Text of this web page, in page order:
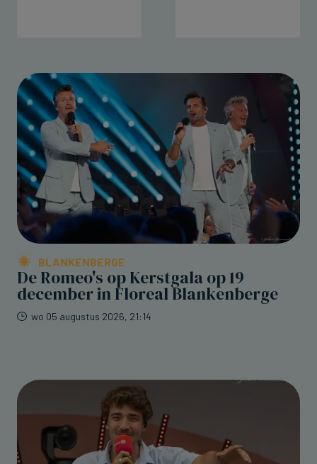
BLANKENBERGE
De Romeo's op Kerstgala op 19
december in Floreal Blankenberge
wo 05 augustus 2026, 21:14